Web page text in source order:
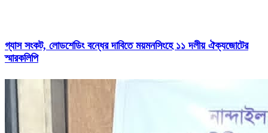
গ্যাস সংকট, লোডশেডিং বন্ধের দাবিতে ময়মনসিংহে ১১ দলীয় ঐক্যজোটের
স্মারকলিপি